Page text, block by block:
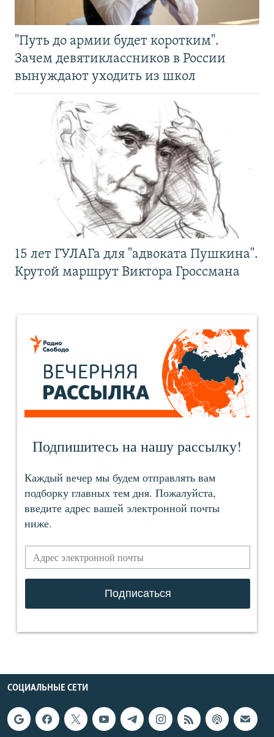
"Путь до армии будет коротким".
Зачем девятиклассников в России
вынуждают уходить из школ
15 лет ГУЛАГа для "адвоката Пушкина".
Крутой маршрут Виктора Гроссмана
СОЦИАЛЬНЫЕ СЕТИ